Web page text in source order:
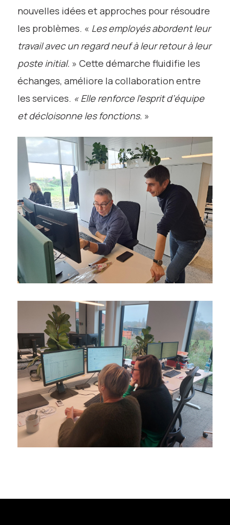
nouvelles idées et approches pour résoudre
les problèmes. « Les employés abordent leur
travail avec un regard neuf à leur retour à leur
poste initial. » Cette démarche fluidifie les
échanges, améliore la collaboration entre
les services. « Elle renforce l’esprit d’équipe
et décloisonne les fonctions. »